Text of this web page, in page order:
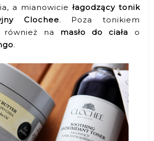
a mianowicie łagodzący tonik
Clochee. Poza tonikiem
również na masło do ciała o
.